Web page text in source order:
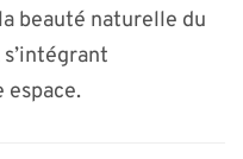
beauté naturelle du
espace.